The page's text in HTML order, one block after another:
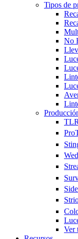
Tipos de
No
TLR
Ver